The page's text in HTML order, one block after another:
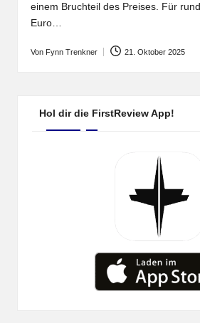
einem Bruchteil des Preises. Für
Euro…
Posted
Von Fynn Trenkner 21. Oktober 2025
Hol dir die FirstReview App!